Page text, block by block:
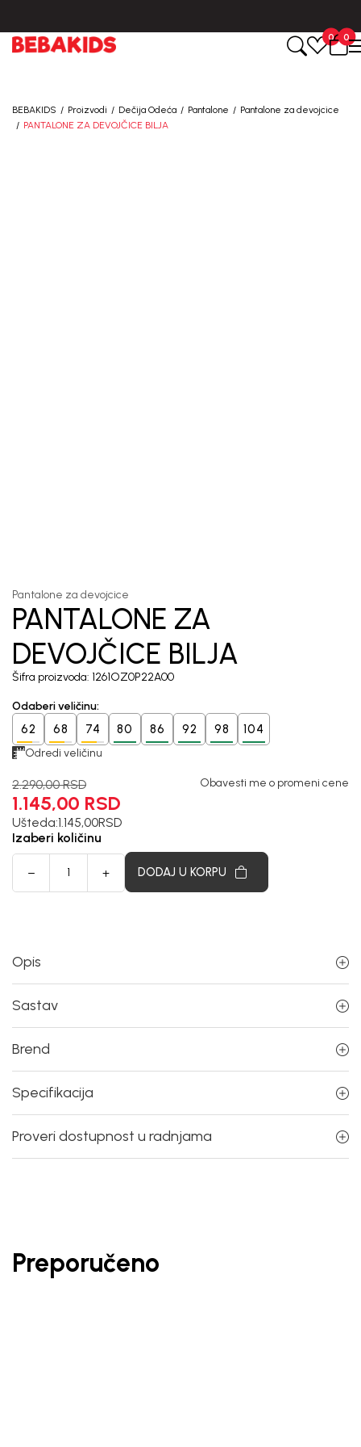
0
0
BEBAKIDS Proizvodi Dečija Odeća Pantalone
Pantalone za devojcice
PANTALONE ZA DEVOJČICE BILJA
Pantalone za devojcice
PANTALONE ZA
DEVOJČICE BILJA
Šifra proizvoda: 1261OZ0P22A00
Odaberi veličinu:
62 68 74 80 86 92 98 104
Odredi veličinu
2.290,00 RSD
1.145,00 RSD
Ušteda:1.145,00RSD
Obavesti me o promeni cene
Izaberi količinu
DODAJ U KORPU
Opis
Sastav
Brend
Specifikacija
Proveri dostupnost u radnjama
Preporučeno